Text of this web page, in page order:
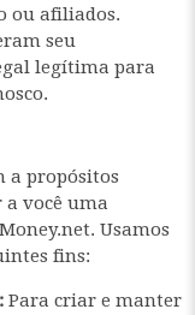
ou afiliados.
seu
legítima para
a propósitos
a você uma
Usamos
fins:
Para criar e manter